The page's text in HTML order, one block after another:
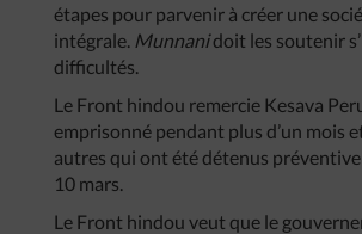
étapes pour parvenir à créer une
intégrale. Munnanidoit les soutenir
difficultés.
Le Front hindou remercie Kesava
emprisonné pendant plus d’un mois
autres qui ont été détenus
10 mars.
Le Front hindou veut que le